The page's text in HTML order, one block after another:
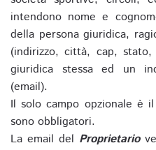
intendono nome e
della persona giuridica,
(indirizzo, città, cap,
giuridica stessa ed un
(email).
Il solo campo opzionale è
sono obbligatori.
La email del Proprietario